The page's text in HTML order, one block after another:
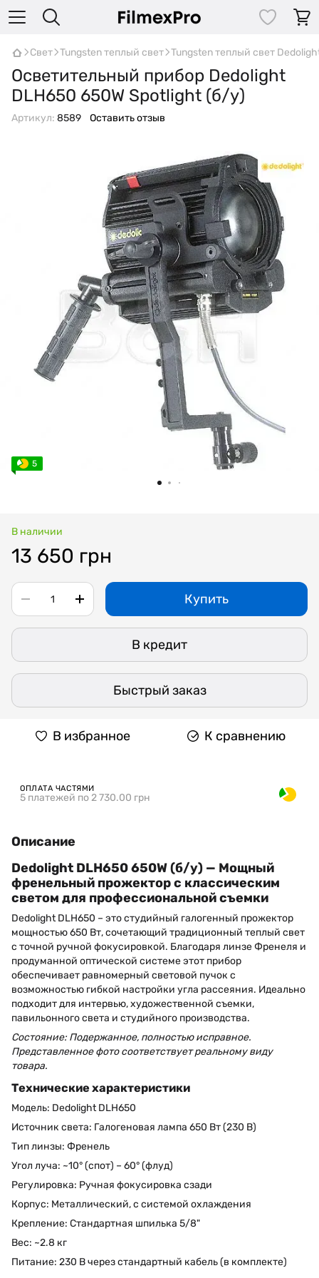
Свет Tungsten теплый свет Tungsten теплый свет
Осветительный прибор Dedolight
DLH650 650W Spotlight (б/у)
Артикул: 8589 Оставить отзыв
5
В наличии
13 650 грн
Купить
В кредит
Быстрый заказ
В избранное К сравнению
ОПЛАТА ЧАСТЯМИ
5 платежей по 2 730.00 грн
Описание
Dedolight DLH650 650W (б/у) — Мощный
френельный прожектор с классическим
светом для профессиональной съемки
Dedolight DLH650 – это студийный галогенный прожектор
мощностью 650 Вт, сочетающий традиционный теплый свет
с точной ручной фокусировкой. Благодаря линзе Френеля и
продуманной оптической системе этот прибор
обеспечивает равномерный световой пучок с
возможностью гибкой настройки угла рассеяния. Идеально
подходит для интервью, художественной съемки,
павильонного света и студийного производства.
Состояние: Подержанное, полностью исправное.
Представленное фото соответствует реальному виду
товара.
Технические характеристики
Модель: Dedolight DLH650
Источник света: Галогеновая лампа 650 Вт (230 В)
Тип линзы: Френель
Угол луча: ~10° (спот) – 60° (флуд)
Регулировка: Ручная фокусировка сзади
Корпус: Металлический, с системой охлаждения
Крепление: Стандартная шпилька 5/8"
Вес: ~2.8 кг
Питание: 230 В через стандартный кабель (в комплекте)